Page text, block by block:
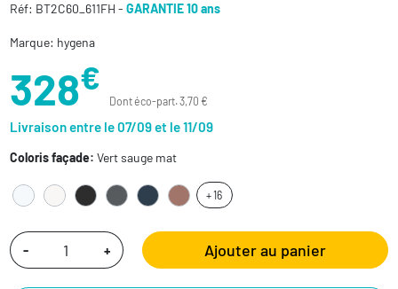
Réf: BT2C60_611FH - GARANTIE 10 ans
Marque: hygena
328€
Dont éco-part. 3,70 €
Livraison entre le 07/09 et le 11/09
Coloris façade: Vert sauge mat
+ 16
- + Ajouter au panier